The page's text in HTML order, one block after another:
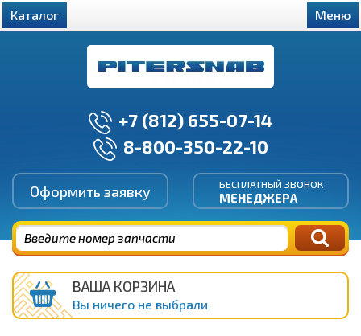
+7 (812) 655-07-14
8-800-350-22-10
Оформить заявку БЕСПЛАТНЫЙ ЗВОНОК
МЕНЕДЖЕРА
Каталог Меню
ВАША КОРЗИНА
Вы ничего не выбрали